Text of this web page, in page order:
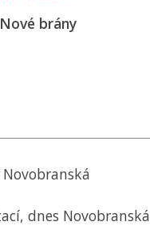
brány
dnes Novobranská